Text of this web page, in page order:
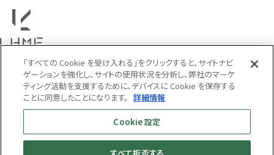
「すべての Cookie を受け入れる」をクリックすると、サイトナビ
ゲーションを強化し、サイトの使用状況を分析し、弊社のマーケ
ティング活動を支援するために、デバイスに Cookie を保存する
ことに同意したことになります。
詳細情報
Cookie 設定